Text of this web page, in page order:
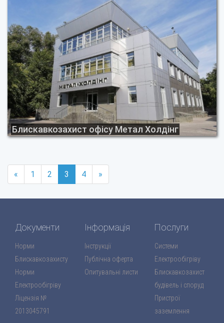
Блискавкозахист офісу Метал Холдінг
« 1 2 3 4 »
Документи
Норми
Блискавкозахисту
Норми
Електрообігріву
Ліцензія №
2013045791
Інформація
Інструкції
Публічна оферта
Опитувальні листи
Послуги
Системи
Електрообігріву
Блискавкозахист
будівель і споруд
Пристрої
заземлення